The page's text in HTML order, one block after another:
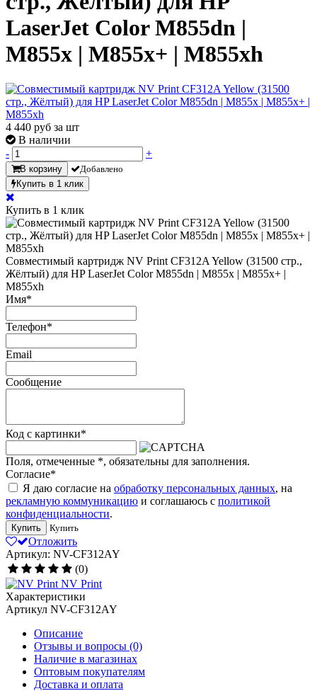
LaserJet Color M855dn |
M855x | M855x+ | M855xh
4 440 руб за шт
В наличии
-
+
В корзину
Добавлено
Купить в 1 клик
Купить в 1 клик
Совместимый картридж NV Print CF312A Yellow (31500 стр.,
Жёлтый) для HP LaserJet Color M855dn | M855x | M855x+ |
M855xh
Имя*
Телефон*
Email
Сообщение
Код с картинки*
Поля, отмеченные *, обязательны для заполнения.
Согласие*
Я даю согласие на обработку персональных данных, на
рекламную коммуникацию и соглашаюсь с политикой
конфиденциальности.
Купить Купить
Отложить
Артикул: NV-CF312AY
(0)
NV Print
Характеристики
Артикул NV-CF312AY
Описание
Отзывы и вопросы (0)
Наличие в магазинах
Оптовым покупателям
Доставка и оплата